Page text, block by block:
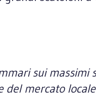
sui
mercato